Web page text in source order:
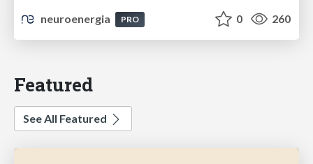
neuroenergia
PRO 0 260
Featured
See All Featured